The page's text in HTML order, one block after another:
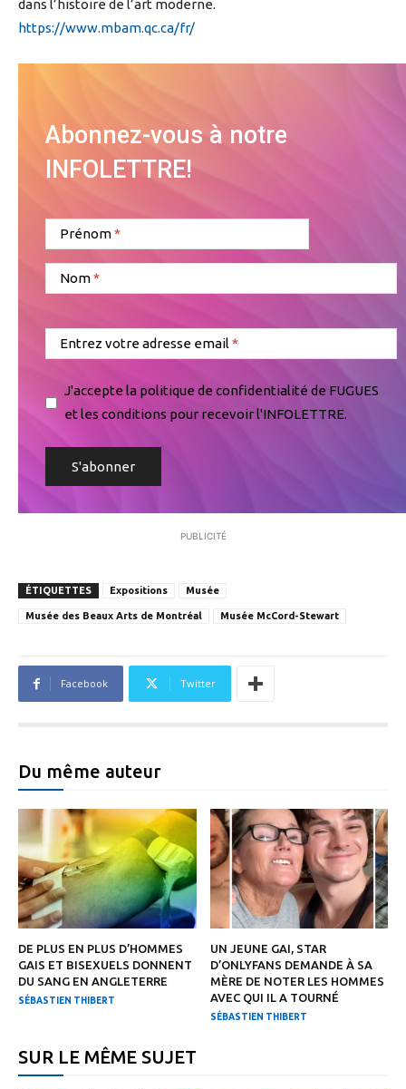
dans l’histoire de l’art moderne.
https://www.mbam.qc.ca/fr/
Abonnez-vous à notre
INFOLETTRE!
Prénom
Nom
Entrez votre adresse email
J'accepte la politique de confidentialité de FUGUES
et les conditions pour recevoir l'INFOLETTRE.
PUBLICITÉ
ÉTIQUETTES Expositions Musée
Musée des Beaux Arts de Montréal Musée McCord-Stewart
Facebook Twitter
Du même auteur
DE PLUS EN PLUS D’HOMMES
GAIS ET BISEXUELS DONNENT
DU SANG EN ANGLETERRE
SÉBASTIEN THIBERT
UN JEUNE GAI, STAR
D’ONLYFANS DEMANDE À SA
MÈRE DE NOTER LES HOMMES
AVEC QUI IL A TOURNÉ
SÉBASTIEN THIBERT
SUR LE MÊME SUJET